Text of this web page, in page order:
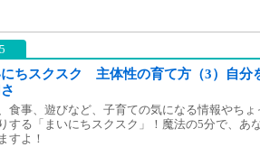
にちスクスク 主体性の育て方（3）自分
食事、遊びなど、子育ての気になる情報やち
する「まいにちスクスク」！魔法の5分で、あ
すよ！